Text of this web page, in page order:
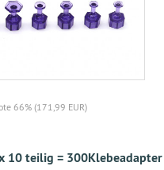
66% (171,99 EUR)
10 teilig =